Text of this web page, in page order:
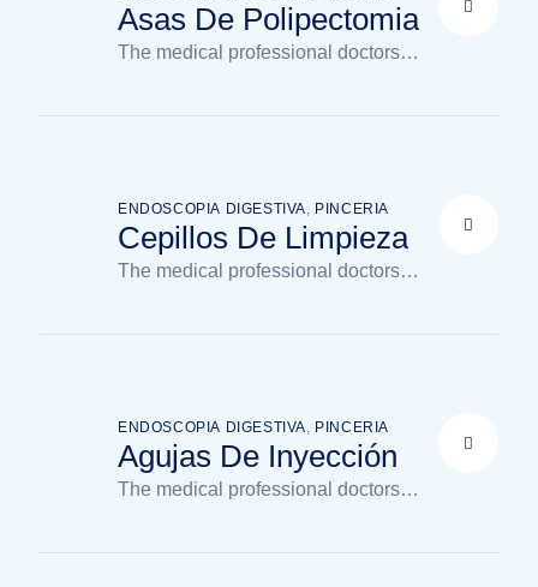
Asas De Polipectomia
The medical professional doctors
Cepillos De Limpieza
ENDOSCOPIA DIGESTIVA, PINCERIA
The medical professional doctors
Agujas De Inyección
ENDOSCOPIA DIGESTIVA, PINCERIA
The medical professional doctors